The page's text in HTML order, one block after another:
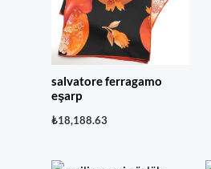
salvatore ferragamo
eşarp
₺18,188.63